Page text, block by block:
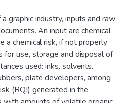
graphic industry, inputs and raw
An input are chemical
a chemical risk, if not properly
use, storage and disposal of
used: inks, solvents,
plate developers, among
(RQI) generated in the